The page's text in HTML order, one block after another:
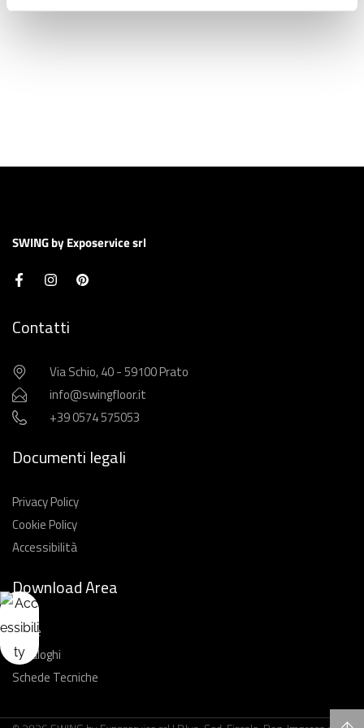
SWING by Exposervice srl
Contatti
Via Schio, 40 - 59100 Prato
info@swingfloor.it
+39 0574 575053
Documenti legali
Privacy Policy
Cookie Policy
Accessibilità
Download Area
Guide
Cataloghi
Schede Tecniche